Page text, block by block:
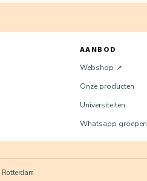
AANBOD
Webshop
Onze producten
Universiteiten
Whatsapp groepen